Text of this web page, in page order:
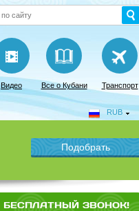
Видео Все о Кубани Транспорт
RUB
БЕСПЛАТНЫЙ ЗВОНОК!